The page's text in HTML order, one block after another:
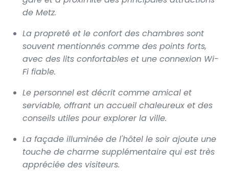
de Metz.
La propreté et le confort des chambres sont
souvent mentionnés comme des points forts,
avec des lits confortables et une connexion Wi-
Fi fiable.
Le personnel est décrit comme amical et
serviable, offrant un accueil chaleureux et des
conseils utiles pour explorer la ville.
La façade illuminée de l'hôtel le soir ajoute une
touche de charme supplémentaire qui est très
appréciée des visiteurs.